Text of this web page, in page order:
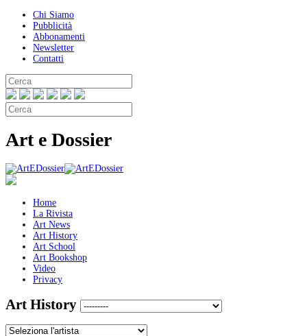
Chi Siamo
Pubblicità
Abbonamenti
Newsletter
Contatti
Art e Dossier
Home
La Rivista
Art News
Art History
Art School
Art Bookshop
Video
Privacy
Art History